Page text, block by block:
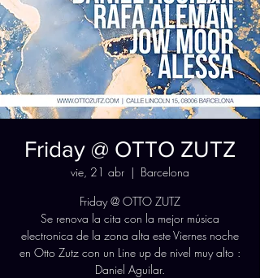
Friday @ OTTO ZUTZ
vie, 21 abr
  |
Barcelona
Friday @ OTTO ZUTZ
Se renova la cita con la mejor música
electronica de la zona alta este Viernes noche
en Otto Zutz con un Line up de nivel muy alto :
Daniel Aguilar.